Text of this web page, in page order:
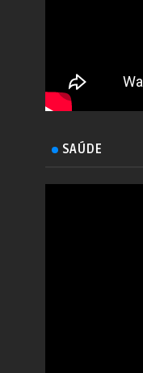
SAÚDE